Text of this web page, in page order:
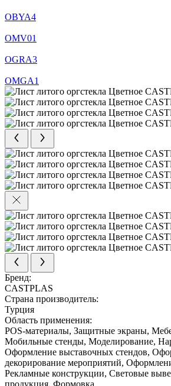
OBYA4
OMV01
OGRA3
ОМGA1
Бренд:
CASTPLAS
Страна производитель:
Турция
Область применения:
POS-материалы, Защитные экраны,
Мобильные стенды, Моделирование,
Оформление выставочных стендов,
декорирование мероприятий,
Рекламные конструкции, Световые
продукция, Формовка